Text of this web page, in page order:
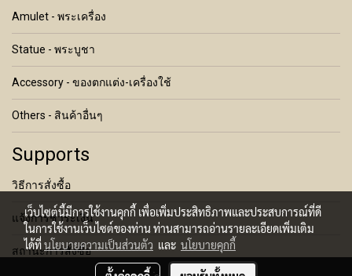
Amulet - พระเครื่อง
Statue - พระบูชา
Accessory - ของตกแต่ง-เครื่องใช้
Others - สินค้าอื่นๆ
Supports
วิธีการสั่งซื้อ
แจ้งการชำระเงิน
สถานะการสั่งซื้อ
เว็บไซต์นี้มีการใช้งานคุกกี้ เพื่อเพิ่มประสิทธิภาพและประสบการณ์ที่ดี
ในการใช้งานเว็บไซต์ของท่าน ท่านสามารถอ่านรายละเอียดเพิ่มเติม
ได้ที่นโยบายความเป็นส่วนตัว และ นโยบายคุกกี้